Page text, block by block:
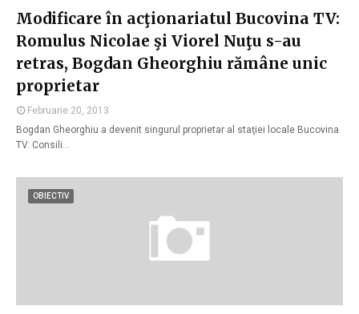
Modificare în acţionariatul Bucovina TV:
Romulus Nicolae şi Viorel Nuţu s-au
retras, Bogdan Gheorghiu rămâne unic
proprietar
Februarie 20, 2013
Bogdan Gheorghiu a devenit singurul proprietar al staţiei locale Bucovina
TV. Consili…
OBIECTIV